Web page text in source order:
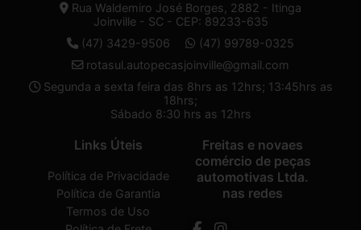
Rua Waldemiro José Borges, 2882 - Itinga
Joinville - SC - CEP: 89233-635
(47) 3429-9506
(47) 99789-0325
rotasul.autopecasjoinville@gmail.com
Segunda a sexta feira das 8hrs as 12hrs; 13:45hrs as
18hrs;
Sábado 8:30 hrs as 12hrs
Links Úteis
Política de Privacidade
Política de Garantia
Termos de Uso
Freitas e novaes
comércio de peças
automotivas Ltda.
nas redes